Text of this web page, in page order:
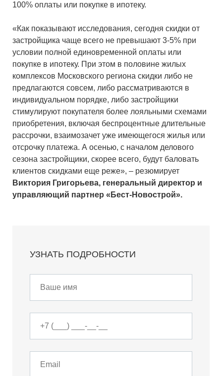
100% оплаты или покупке в ипотеку.
«Как показывают исследования, сегодня скидки от
застройщика чаще всего не превышают 3-5% при
условии полной единовременной оплаты или
покупке в ипотеку. При этом в половине жилых
комплексов Московского региона скидки либо не
предлагаются совсем, либо рассматриваются в
индивидуальном порядке, либо застройщики
стимулируют покупателя более лояльными схемами
приобретения, включая беспроцентные длительные
рассрочки, взаимозачет уже имеющегося жилья или
отсрочку платежа. А осенью, с началом делового
сезона застройщики, скорее всего, будут баловать
клиентов скидками еще реже», – резюмирует
Виктория Григорьева, генеральный директор и
управляющий партнер «Бест-Новострой».
УЗНАТЬ ПОДРОБНОСТИ